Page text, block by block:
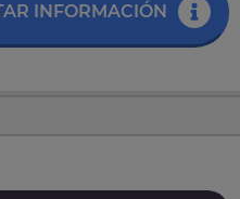
INFORMACIÓN